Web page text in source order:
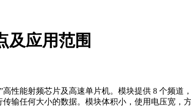
及应用范围
高性能射频芯片及高速单片机。模块提供 8 个频
输任何大小的数据。模块体积小，使用电压宽，方